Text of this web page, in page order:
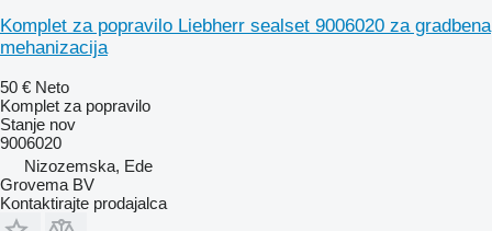
Komplet za popravilo Liebherr sealset 9006020 za gradbena
mehanizacija
50 € Neto
Komplet za popravilo
Stanje nov
9006020
Nizozemska, Ede
Grovema BV
Kontaktirajte prodajalca